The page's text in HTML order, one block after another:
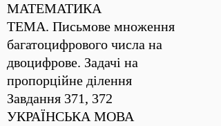
МАТЕМАТИКА
ТЕМА. Письмове множення
багатоцифрового числа на
двоцифрове. Задачі на
пропорційне ділення
Завдання 371, 372
УКРАЇНСЬКА МОВА